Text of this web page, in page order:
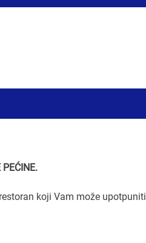
PEĆINE.
koji Vam može upotpuniti